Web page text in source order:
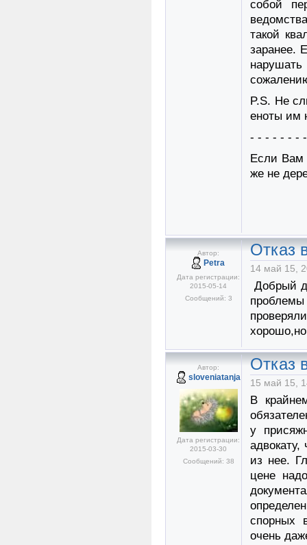
собой
такой
заранее.
P.S. Не
eноты им
- - - - - - -
Если Вам
же не
Автор:
Petra
Дата регистрации:
2015-05-14
Сообщений: 3
Отказ
14 май 15,
Добрый
проблемы
Автор:
sloveniatanja
Дата регистрации:
2015-03-30
Сообщений: 38
Отказ
15 май 15,
В
у
из нее.
цене
спорных
очень